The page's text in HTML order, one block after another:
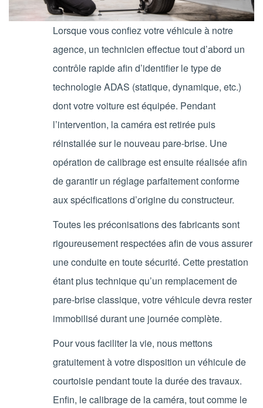
Lorsque vous confiez votre véhicule à notre
agence, un technicien effectue tout d’abord un
contrôle rapide afin d’identifier le type de
technologie ADAS (statique, dynamique, etc.)
dont votre voiture est équipée. Pendant
l’intervention, la caméra est retirée puis
réinstallée sur le nouveau pare-brise. Une
opération de calibrage est ensuite réalisée afin
de garantir un réglage parfaitement conforme
aux spécifications d’origine du constructeur.
Toutes les préconisations des fabricants sont
rigoureusement respectées afin de vous assurer
une conduite en toute sécurité. Cette prestation
étant plus technique qu’un remplacement de
pare-brise classique, votre véhicule devra rester
immobilisé durant une journée complète.
Pour vous faciliter la vie, nous mettons
gratuitement à votre disposition un véhicule de
courtoisie pendant toute la durée des travaux.
Enfin, le calibrage de la caméra, tout comme le